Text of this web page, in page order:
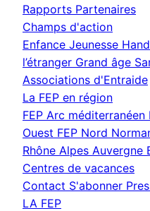
Rapports Partenaires
Champs d'action
Enfance Jeunesse
l’étranger Grand âge
Associations d'Entraide
La FEP en région
FEP Arc méditerranéen
Ouest FEP Nord
Rhône Alpes Auvergne
Centres de vacances
Contact S'abonner
LA FEP